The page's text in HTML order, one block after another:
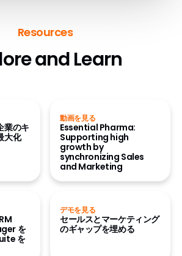
Resources
and Learn
業のキ
大化
動画を見る
Essential Pharma:
Supporting high
growth by
synchronizing Sales
and Marketing
を
を
デモを見る
セールスとマーケティング
のギャップを埋める